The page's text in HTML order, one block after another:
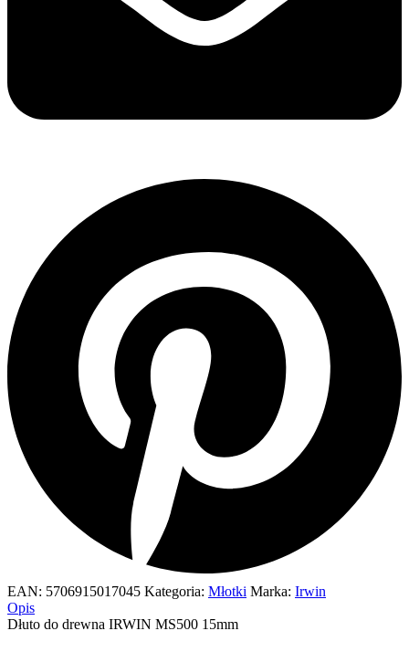
EAN: 5706915017045 Kategoria: Młotki Marka: Irwin
Opis
Dłuto do drewna IRWIN MS500 15mm